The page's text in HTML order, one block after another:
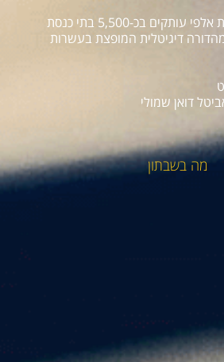
השבועון מופץ בעשרות אלפי עותקים בכ-5,500 בתי כנסת
דיגיטלית המופצת בעשרות
דואן שמולי
מה בשבתון